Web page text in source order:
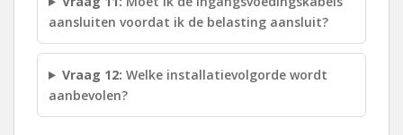
aansluiten voordat ik de belasting aansluit?
Vraag 12: Welke installatievolgorde wordt
aanbevolen?